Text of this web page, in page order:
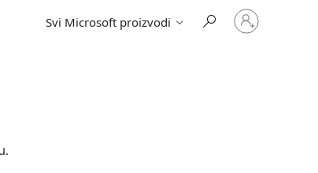
Svi Microsoft proizvodi
Prijavite
se